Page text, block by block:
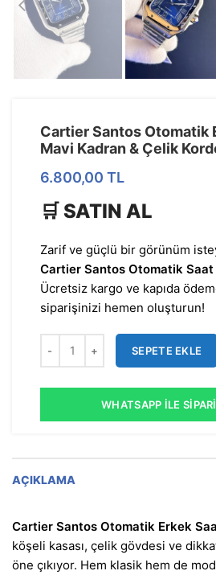
Cartier Santos Otomatik
Mavi Kadran & Çelik
6.800,00 TL
🛒 SATIN AL
Zarif ve güçlü bir görünüm
Cartier Santos Otomatik Saat
Ücretsiz kargo ve kapıda
siparişinizi hemen oluşturun!
SEPETE EKLE
WHATSAPP İLE
AÇIKLAMA
Cartier Santos Otomatik Erkek
köşeli kasası, çelik gövdesi ve
öne çıkıyor. Hem klasik hem de